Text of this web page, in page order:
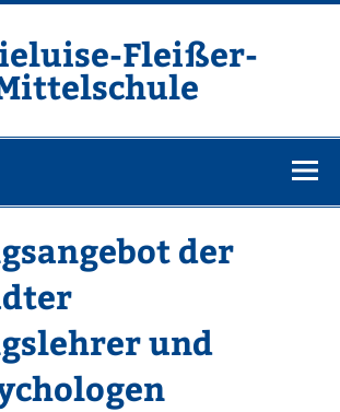
Fleißer-
der
und